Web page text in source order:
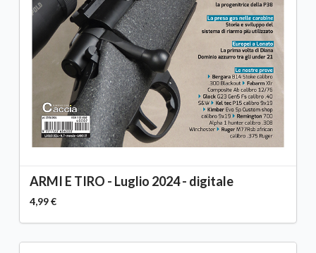
ARMI E TIRO - Luglio 2024 - digitale
4,99 €